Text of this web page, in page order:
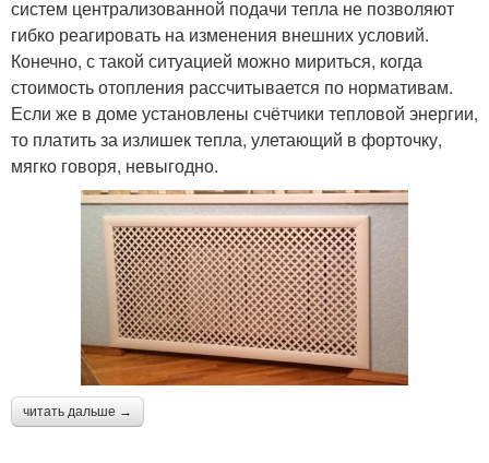
систем централизованной подачи тепла не позволяют
гибко реагировать на изменения внешних условий.
Конечно, с такой ситуацией можно мириться, когда
стоимость отопления рассчитывается по нормативам.
Если же в доме установлены счётчики тепловой энергии,
то платить за излишек тепла, улетающий в форточку,
мягко говоря, невыгодно.
читать дальше →